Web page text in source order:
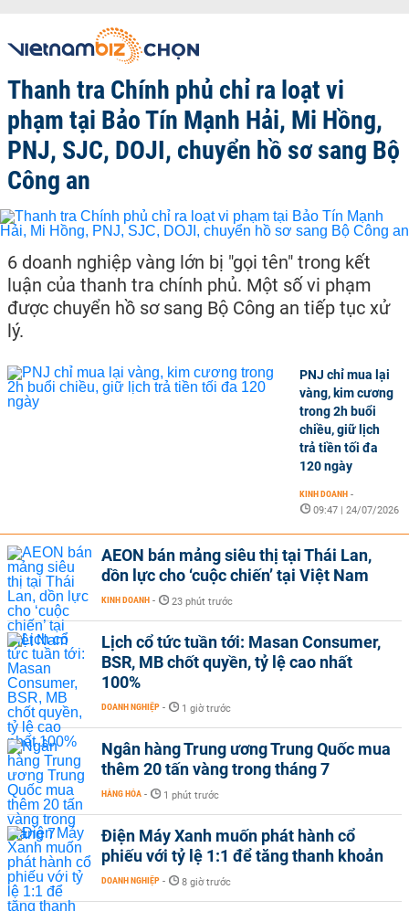
Thanh tra Chính phủ chỉ ra loạt vi
phạm tại Bảo Tín Mạnh Hải, Mi Hồng,
PNJ, SJC, DOJI, chuyển hồ sơ sang Bộ
Công an
6 doanh nghiệp vàng lớn bị "gọi tên" trong kết
luận của thanh tra chính phủ. Một số vi phạm
được chuyển hồ sơ sang Bộ Công an tiếp tục xử
lý.
PNJ chỉ mua lại
vàng, kim cương
trong 2h buổi
chiều, giữ lịch
trả tiền tối đa
120 ngày
KINH DOANH -
09:47 | 24/07/2026
AEON bán mảng siêu thị tại Thái Lan,
dồn lực cho ‘cuộc chiến’ tại Việt Nam
KINH DOANH - 23 phút trước
Lịch cổ tức tuần tới: Masan Consumer,
BSR, MB chốt quyền, tỷ lệ cao nhất
100%
DOANH NGHIỆP - 1 giờ trước
Ngân hàng Trung ương Trung Quốc mua
thêm 20 tấn vàng trong tháng 7
HÀNG HÓA - 1 phút trước
Điện Máy Xanh muốn phát hành cổ
phiếu với tỷ lệ 1:1 để tăng thanh khoản
DOANH NGHIỆP - 8 giờ trước